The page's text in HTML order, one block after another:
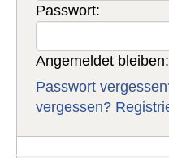
Passwort:
Angemeldet
Passwort
vergessen?